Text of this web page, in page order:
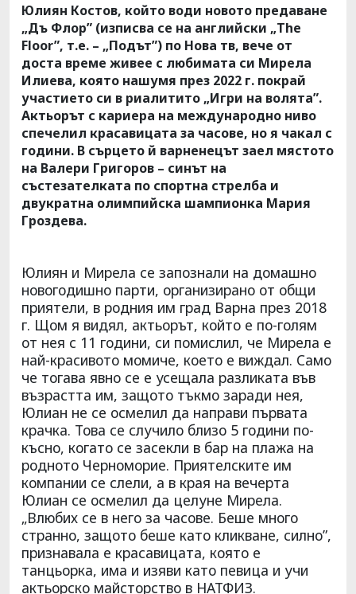
Юлиян Костов, който води новото предаване
„Дъ Флор” (изписва се на английски „The
Floor”, т.е. – „Подът”) по Нова тв, вече от
доста време живее с любимата си Мирела
Илиева, която нашумя през 2022 г. покрай
участието си в риалитито „Игри на волята”.
Актьорът с кариера на международно ниво
спечелил красавицата за часове, но я чакал с
години. В сърцето й варненецът заел мястото
на Валери Григоров – синът на
състезателката по спортна стрелба и
двукратна олимпийска шампионка Мария
Гроздева.
Юлиян и Мирела се запознали на домашно
новогодишно парти, организирано от общи
приятели, в родния им град Варна през 2018
г. Щом я видял, актьорът, който е по-голям
от нея с 11 години, си помислил, че Мирела е
най-красивото момиче, което е виждал. Само
че тогава явно се е усещала разликата във
възрастта им, защото тъкмо заради нея,
Юлиан не се осмелил да направи първата
крачка. Това се случило близо 5 години по-
късно, когато се засекли в бар на плажа на
родното Черноморие. Приятелските им
компании се слели, а в края на вечерта
Юлиан се осмелил да целуне Мирела.
„Влюбих се в него за часове. Беше много
странно, защото беше като кликване, силно”,
признавала е красавицата, която е
танцьорка, има и изяви като певица и учи
актьорско майсторство в НАТФИЗ.